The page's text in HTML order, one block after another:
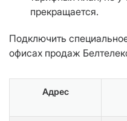
прекращается.
Подключить
офисах продаж
Адрес